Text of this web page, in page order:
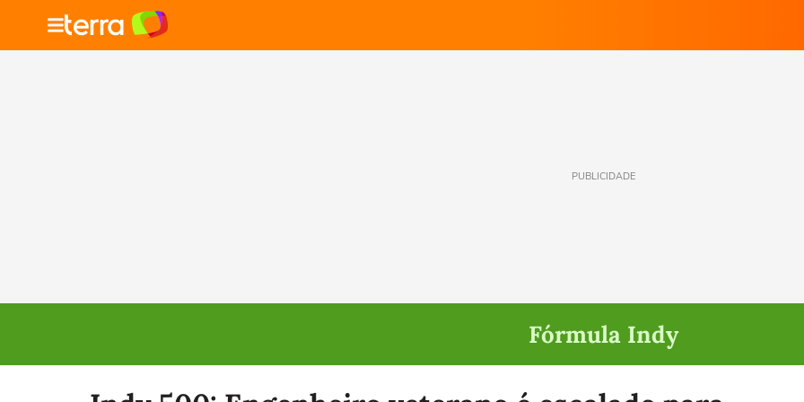
PUBLICIDADE
Fórmula Indy